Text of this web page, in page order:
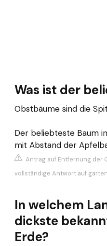
Was ist der
Obstbäume sind die
Der beliebteste Baum
mit Abstand der
Antrag auf Entfernung der
vollständige Antwort auf
In welchem
dickste
Erde?